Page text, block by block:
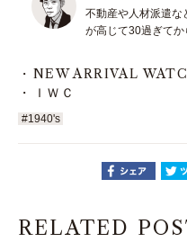
不動産や人材派遣な
が高じて30過ぎてか
NEW ARRIVAL
ＩＷＣ
#1940's
RELATED